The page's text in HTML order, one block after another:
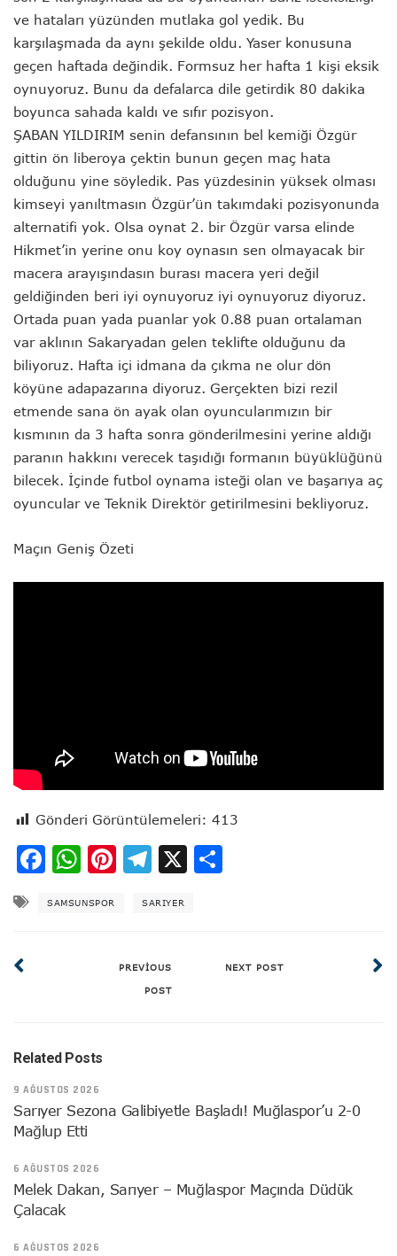
ve hataları yüzünden mutlaka gol yedik. Bu
karşılaşmada da aynı şekilde oldu. Yaser konusuna
geçen haftada değindik. Formsuz her hafta 1 kişi eksik
oynuyoruz. Bunu da defalarca dile getirdik 80 dakika
boyunca sahada kaldı ve sıfır pozisyon.
ŞABAN YILDIRIM senin defansının bel kemiği Özgür
gittin ön liberoya çektin bunun geçen maç hata
olduğunu yine söyledik. Pas yüzdesinin yüksek olması
kimseyi yanıltmasın Özgür’ün takımdaki pozisyonunda
alternatifi yok. Olsa oynat 2. bir Özgür varsa elinde
Hikmet’in yerine onu koy oynasın sen olmayacak bir
macera arayışındasın burası macera yeri değil
geldiğinden beri iyi oynuyoruz iyi oynuyoruz diyoruz.
Ortada puan yada puanlar yok 0.88 puan ortalaman
var aklının Sakaryadan gelen teklifte olduğunu da
biliyoruz. Hafta içi idmana da çıkma ne olur dön
köyüne adapazarına diyoruz. Gerçekten bizi rezil
etmende sana ön ayak olan oyuncularımızın bir
kısmının da 3 hafta sonra gönderilmesini yerine aldığı
paranın hakkını verecek taşıdığı formanın büyüklüğünü
bilecek. İçinde futbol oynama isteği olan ve başarıya aç
oyuncular ve Teknik Direktör getirilmesini bekliyoruz.
Maçın Geniş Özeti
Gönderi Görüntülemeleri: 413
Facebook
WhatsApp
Pinterest
Telegram
X
SAMSUNSPOR SARIYER
PREVIOUS
POST
NEXT POST
Related Posts
9 AĞUSTOS 2026
Sarıyer Sezona Galibiyetle Başladı! Muğlaspor’u 2-0
Mağlup Etti
6 AĞUSTOS 2026
Melek Dakan, Sarıyer – Muğlaspor Maçında Düdük
Çalacak
6 AĞUSTOS 2026